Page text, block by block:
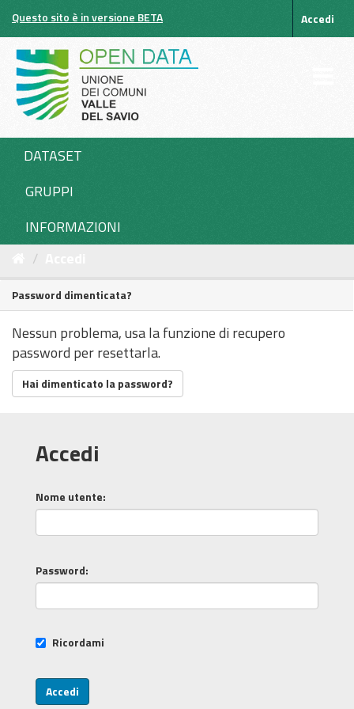
Salta
contenuto
Questo sito è in versione BETA Accedi
DATASET
GRUPPI
INFORMAZIONI
Password dimenticata?
Nessun problema, usa la funzione di recupero
password per resettarla.
Hai dimenticato la password?
Accedi
Nome utente
Password
Ricordami
Accedi